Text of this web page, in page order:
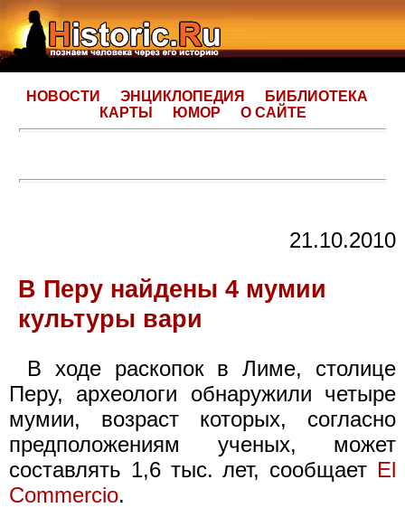
НОВОСТИ ЭНЦИКЛОПЕДИЯ
БИБЛИОТЕКА
КАРТЫ
ЮМОР О САЙТЕ
21.10.2010
В Перу найдены 4 мумии
культуры вари
В ходе раскопок в Лиме, столице
Перу, археологи обнаружили четыре
мумии, возраст которых, согласно
предположениям ученых, может
составлять 1,6 тыс. лет, сообщает El
Commercio.